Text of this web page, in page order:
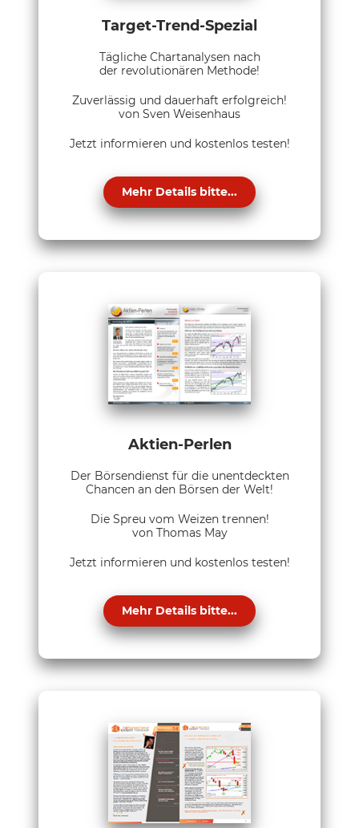
Target-Trend-Spezial
Tägliche Chartanalysen nach
der revolutionären Methode!
Zuverlässig und dauerhaft erfolgreich!
von Sven Weisenhaus
Jetzt informieren und kostenlos testen!
Mehr Details bitte...
Aktien-Perlen
Der Börsendienst für die unentdeckten
Chancen an den Börsen der Welt!
Die Spreu vom Weizen trennen!
von Thomas May
Jetzt informieren und kostenlos testen!
Mehr Details bitte...